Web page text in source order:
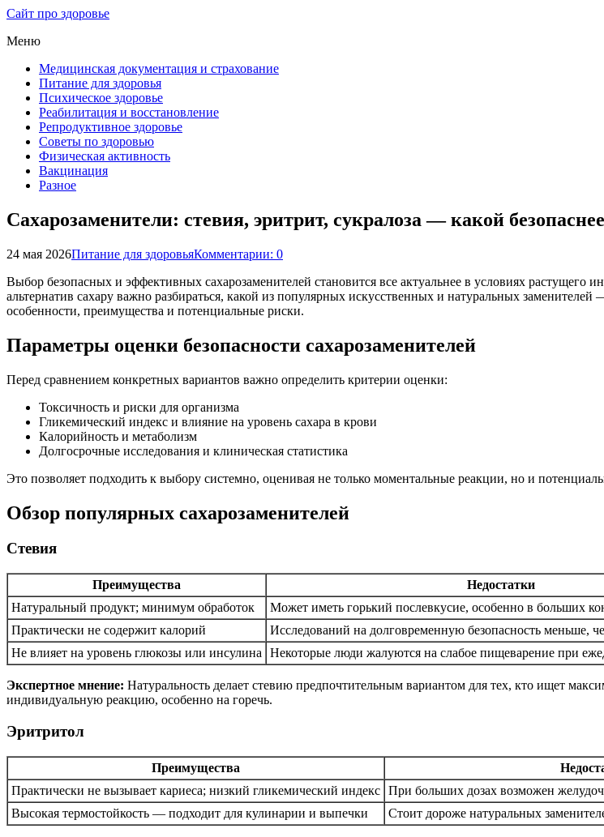
Сайт про здоровье
Меню
Медицинская документация и страхование
Питание для здоровья
Психическое здоровье
Реабилитация и восстановление
Репродуктивное здоровье
Советы по здоровью
Физическая активность
Вакцинация
Разное
Сахарозаменители: стевия, эритрит, сукралоза — какой безопаснее
24 мая 2026Питание для здоровьяКомментарии: 0
Выбор безопасных и эффективных сахарозаменителей становится все актуальнее в условиях растущего
альтернатив сахару важно разбираться, какой из популярных искусственных и натуральных
особенности, преимущества и потенциальные риски.
Параметры оценки безопасности сахарозаменителей
Перед сравнением конкретных вариантов важно определить критерии оценки:
Токсичность и риски для организма
Гликемический индекс и влияние на уровень сахара в крови
Калорийность и метаболизм
Долгосрочные исследования и клиническая статистика
Это позволяет подходить к выбору системно, оценивая не только моментальные реакции, но и
Обзор популярных сахарозаменителей
Стевия
Преимущества
Недостатки
Натуральный продукт; минимум обработок
Может иметь горький послевкусие, особенно в больших
Практически не содержит калорий
Исследований на долговременную безопасность меньше,
Не влияет на уровень глюкозы или инсулина
Некоторые люди жалуются на слабое пищеварение при
Экспертное мнение: Натуральность делает стевию предпочтительным вариантом для тех, кто ищет
индивидуальную реакцию, особенно на горечь.
Эритритол
Преимущества
Практически не вызывает кариеса; низкий гликемический индекс При больших дозах возможен
Высокая термостойкость — подходит для кулинарии и выпечки
Стоит дороже натуральных